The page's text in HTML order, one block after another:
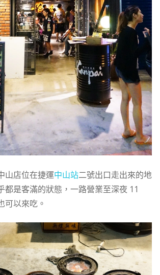
山店位在捷運中山站二號出口走出來的地
都是客滿的狀態，一路營業至深夜 11
可以來吃。